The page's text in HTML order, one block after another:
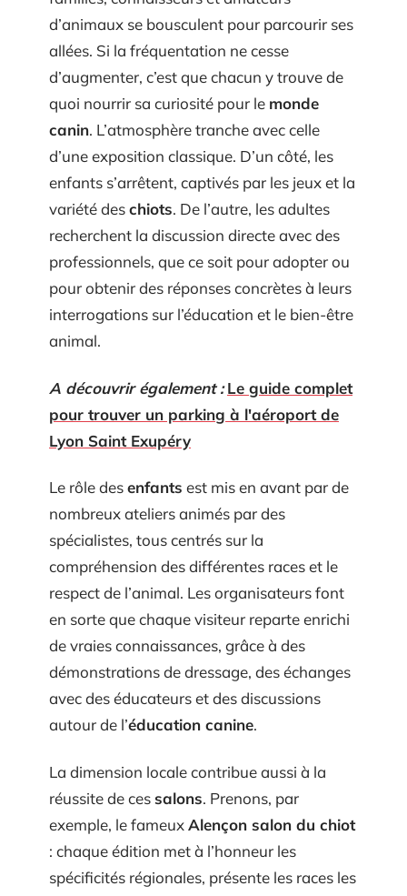
d’animaux se bousculent pour parcourir ses
allées. Si la fréquentation ne cesse
d’augmenter, c’est que chacun y trouve de
quoi nourrir sa curiosité pour le monde
canin. L’atmosphère tranche avec celle
d’une exposition classique. D’un côté, les
enfants s’arrêtent, captivés par les jeux et la
variété deschiots. De l’autre, les adultes
recherchent la discussion directe avec des
professionnels, que ce soit pour adopter ou
pour obtenir des réponses concrètes à leurs
interrogations sur l’éducation et le bien-être
animal.
A découvrir également : Le guide complet
pour trouver un parking à l'aéroport de
Lyon Saint Exupéry
Le rôle desenfants est mis en avant par de
nombreux ateliers animés par des
spécialistes, tous centrés sur la
compréhension des différentes races et le
respect de l’animal. Les organisateurs font
en sorte que chaque visiteur reparte enrichi
de vraies connaissances, grâce à des
démonstrations de dressage, des échanges
avec des éducateurs et des discussions
autour de l’éducation canine.
La dimension locale contribue aussi à la
réussite de cessalons. Prenons, par
exemple, le fameuxAlençon salon du chiot
: chaque édition met à l’honneur les
spécificités régionales, présente les races les